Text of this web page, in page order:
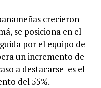
crecieron
se posiciona en el
por el equipo de
un incremento de
a destacarse es el
del 55%.